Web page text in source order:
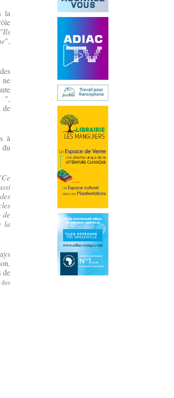
la
"Ils
",
ne
",
de
à
du
de
la
de